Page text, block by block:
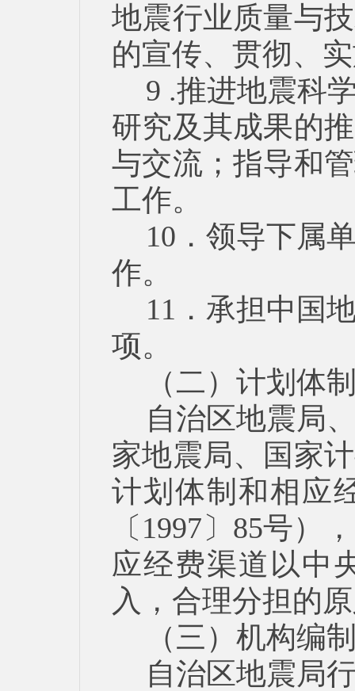
地震行业质量与
的宣传、贯彻、
9 .推进地震科
研究及其成果的
与交流；指导和
工作。
10．领导下属
作。
11．承担中国
项。
（二）计划体
自治区地震局
家地震局、国家
计划体制和相应
〔1997〕85号）
应经费渠道以中
入，合理分担的
（三）机构编
自治区地震局